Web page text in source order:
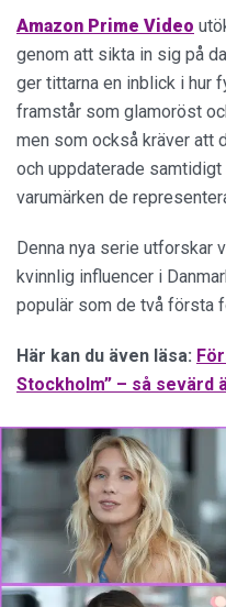
Amazon Prime Video
genom att sikta in sig på
ger tittarna en inblick i hur
framstår som glamoröst
men som också kräver att
och uppdaterade
varumärken de
Denna nya serie utforskar
kvinnlig influencer i
populär som de två första
Här kan du även läsa:
Stockholm” – så sevärd